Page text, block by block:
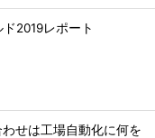
2019レポート
せは工場自動化に何を